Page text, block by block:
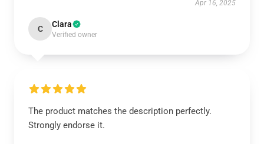
Apr 16, 2025
C Clara
Verified owner
The product matches the description perfectly.
Strongly endorse it.